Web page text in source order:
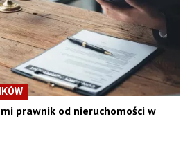
prawnik od nieruchomości w